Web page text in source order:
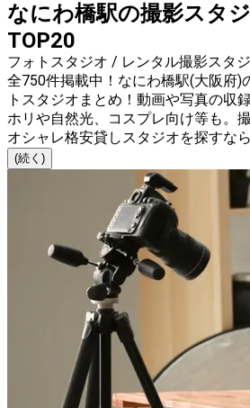
なにわ橋駅の撮影スタ
TOP20
フォトスタジオ / レンタル撮影スタ
全750件掲載中！なにわ橋駅(大阪府)
トスタジオまとめ！動画や写真の収
ホリや自然光、コスプレ向け等も。
オシャレ格安貸しスタジオを探すなら
(続く)